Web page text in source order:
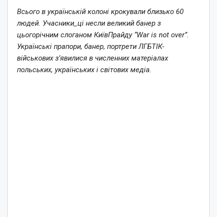
Всього в українській колоні крокували близько 60
людей. Учасники_ці несли великий банер з
цьогорічним слоганом КиївПрайду “War is not over”.
Українські прапори, банер, портрети ЛГБТІК-
військових з’явилися в численних матеріалах
польських, українських і світових медіа.